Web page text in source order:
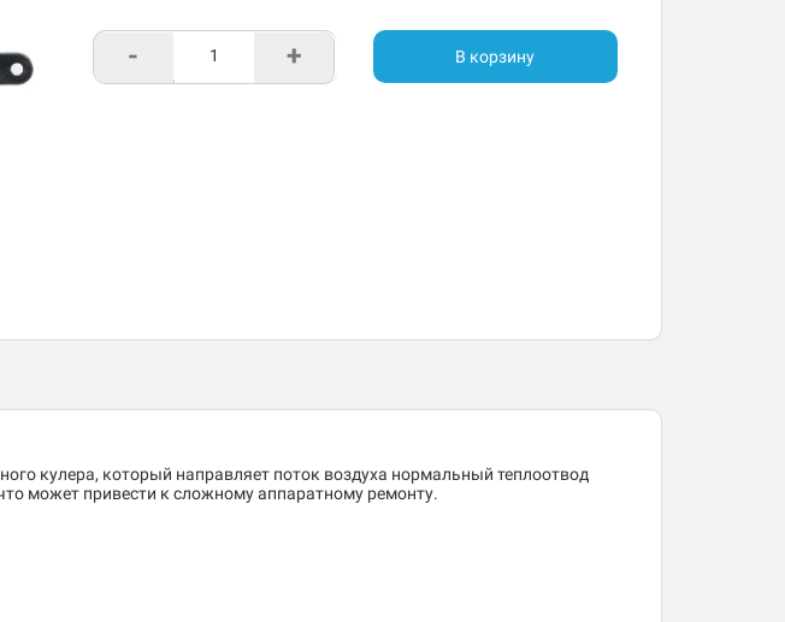
- + В корзину
кулера, который направляет поток воздуха нормальный теплоотвод
может привести к сложному аппаратному ремонту.